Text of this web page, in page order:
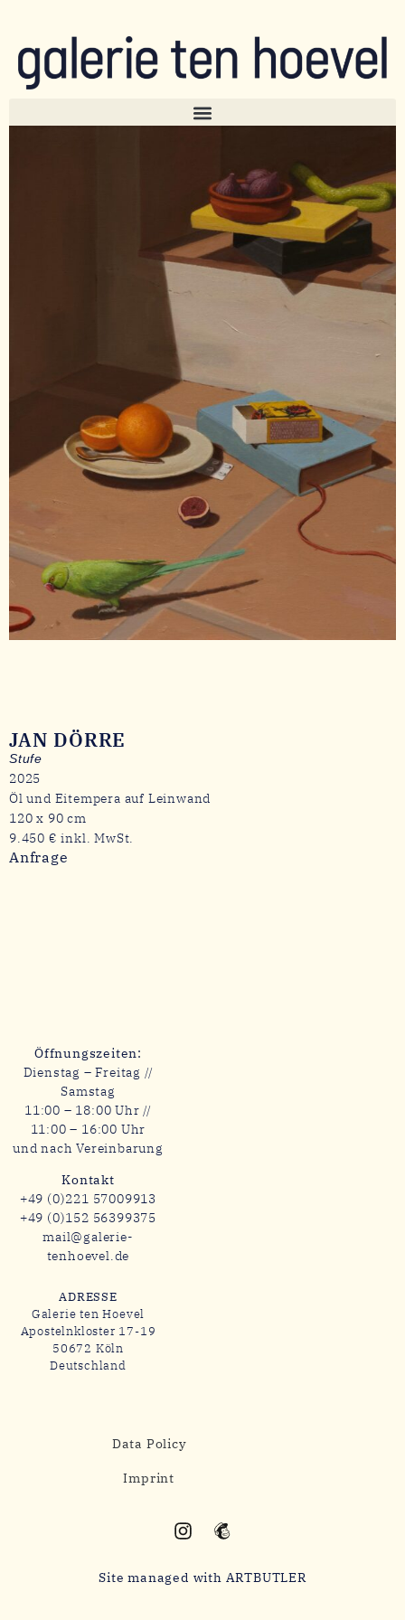
JAN DÖRRE
Stufe
2025
Öl und Eitempera auf Leinwand
120 x 90 cm
9.450 € inkl. MwSt.
Anfrage
Öffnungszeiten:
Dienstag – Freitag //
Samstag
11:00 – 18:00 Uhr //
11:00 – 16:00 Uhr
und nach Vereinbarung
Kontakt
+49 (0)221 57009913
+49 (0)152 56399375
mail@galerie-
tenhoevel.de
ADRESSE
Galerie ten Hoevel
Apostelnkloster 17-19
50672 Köln
Deutschland
Data Policy
Imprint
Site managed with ARTBUTLER